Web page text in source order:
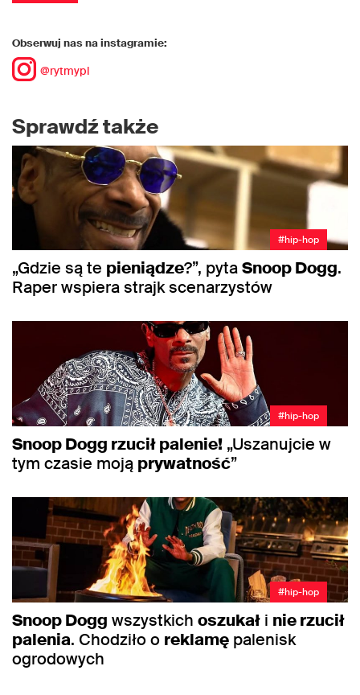
Obserwuj nas na instagramie:
@rytmypl
Sprawdź także
#hip-hop
„Gdzie są te pieniądze?”, pytaSnoop Dogg.
Raper wspiera strajk scenarzystów
#hip-hop
Snoop Dogg rzucił palenie! „Uszanujcie w
tym czasie moją prywatność”
#hip-hop
Snoop Dogg wszystkich oszukał i nie rzucił
palenia. Chodziło o reklamę palenisk
ogrodowych